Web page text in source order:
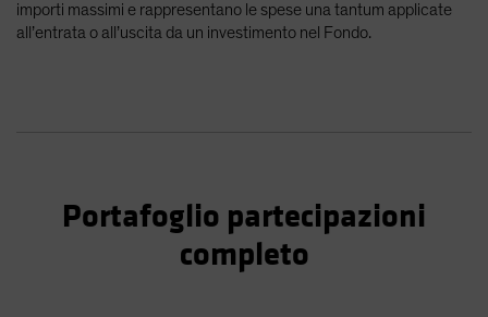
importi massimi e rappresentano le spese una tantum applicate
all’entrata o all’uscita da un investimento nel Fondo.
Portafoglio partecipazioni
completo